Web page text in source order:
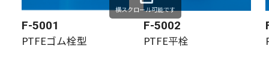
F-5001
PTFEゴム栓型
F-5002
PTFE平栓
横スクロール可能です